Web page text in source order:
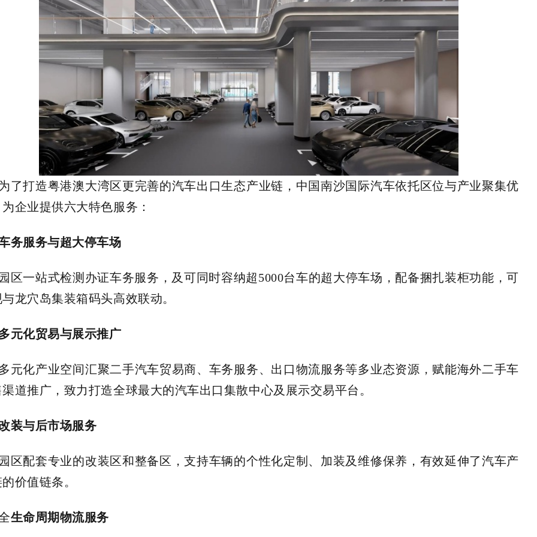
了打造粤港澳大湾区更完善的汽车出口生态产业链，中国南沙国际汽车依托区位与产业聚集优
企业提供六大特色服务：
务服务与超大停车场
区一站式检测办证车务服务，及可同时容纳超5000台车的超大停车场，配备捆扎装柜功能，可
龙穴岛集装箱码头高效联动。
元化贸易与展示推广
元化产业空间汇聚二手汽车贸易商、车务服务、出口物流服务等多业态资源，赋能海外二手车
道推广，致力打造全球最大的汽车出口集散中心及展示交易平台。
装与后市场服务
区配套专业的改装区和整备区，支持车辆的个性化定制、加装及维修保养，有效延伸了汽车产
价值链条。
生命周期物流服务